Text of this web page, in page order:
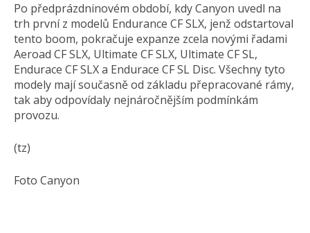
Po předprázdninovém období, kdy Canyon uvedl na
trh první z modelů Endurance CF SLX, jenž odstartoval
tento boom, pokračuje expanze zcela novými řadami
Aeroad CF SLX, Ultimate CF SLX, Ultimate CF SL,
Endurace CF SLX a Endurace CF SL Disc. Všechny tyto
modely mají současně od základu přepracované rámy,
tak aby odpovídaly nejnáročnějším podmínkám
provozu.
(tz)
Foto Canyon